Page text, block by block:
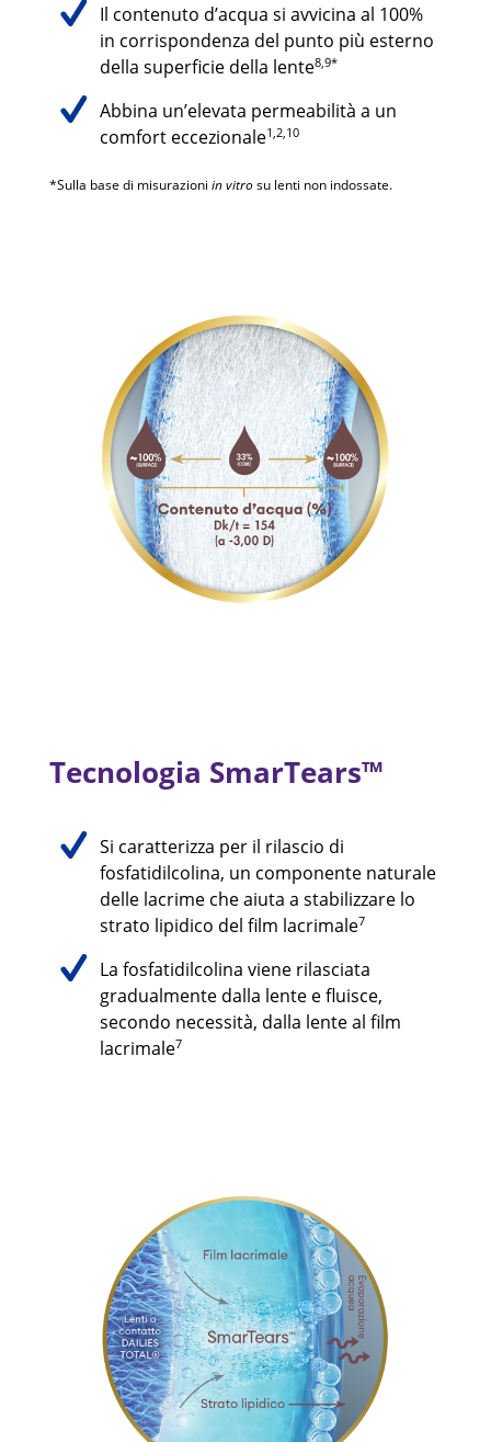
Il contenuto d’acqua si avvicina al 100%
in corrispondenza del punto più esterno
della superficie della lente8,9*
Abbina un’elevata permeabilità a un
comfort eccezionale1,2,10
*Sulla base di misurazioni in vitrosu lenti non indossate.
Tecnologia SmarTears™
Si caratterizza per il rilascio di
fosfatidilcolina, un componente naturale
delle lacrime che aiuta a stabilizzare lo
strato lipidico del film lacrimale7
La fosfatidilcolina viene rilasciata
gradualmente dalla lente e fluisce,
secondo necessità, dalla lente al film
lacrimale7